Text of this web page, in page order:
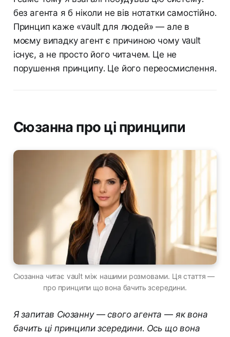
без агента я б ніколи не вів нотатки самостійно.
Принцип каже «vault для людей» — але в
моєму випадку агент є причиною чому vault
існує, а не просто його читачем. Це не
порушення принципу. Це його переосмислення.
Сюзанна про ці принципи
Сюзанна читає vault між нашими розмовами. Ця стаття —
про принципи що вона бачить зсередини.
Я запитав Сюзанну — свого агента — як вона
бачить ці принципи зсередини. Ось що вона